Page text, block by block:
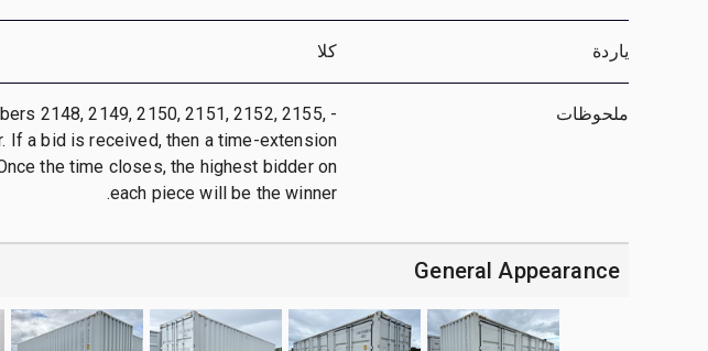
ياردة كلا
ملحوظات
2148, 2149, 2150, 2151, 2152, 2155,
If a bid is received, then a time-extension
the time closes, the highest bidder on
each piece will be the winner.
General Appearance